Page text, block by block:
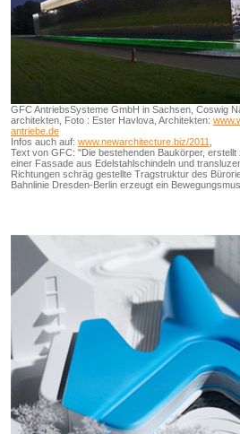
GFC AntriebsSysteme GmbH in Sachsen, Coswig
architekten, Foto : Ester Havlova, Architekten:
antriebe.de
Infos auch auf: www.newarchitecture.biz/2011
Text von GFC: "Die bestehenden Baukörper,
einer Fassade aus Edelstahlschindeln und
Richtungen schräg gestellte Tragstruktur des
Bahnlinie Dresden-Berlin erzeugt ein